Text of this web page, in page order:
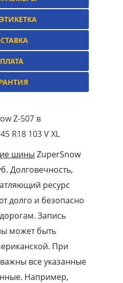
Z-507 в
R18 103 V XL
шины ZuperSnow
Долговечность,
ресурс
долго и безопасно
Запись
может быть
При
все указанные
Например,